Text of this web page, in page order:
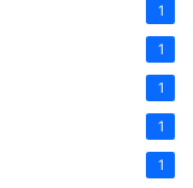
1
1
1
1
1